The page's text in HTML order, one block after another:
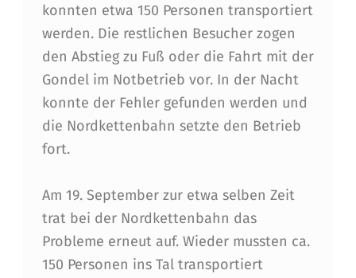
konnten etwa 150 Personen transportiert
werden. Die restlichen Besucher zogen
den Abstieg zu Fuß oder die Fahrt mit der
Gondel im Notbetrieb vor. In der Nacht
konnte der Fehler gefunden werden und
die Nordkettenbahn setzte den Betrieb
fort.
Am 19. September zur etwa selben Zeit
trat bei der Nordkettenbahn das
Probleme erneut auf. Wieder mussten ca.
150 Personen ins Tal transportiert